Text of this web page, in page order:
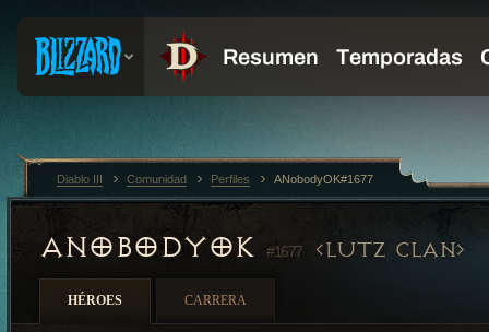
ANOBODYOK #1677 LUTZ CLAN
HÉROES CARRERA
Diablo III Comunidad Perfiles ANobodyOK#1677